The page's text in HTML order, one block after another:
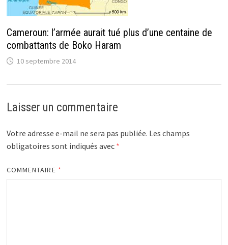
Cameroun: l’armée aurait tué plus d’une centaine de
combattants de Boko Haram
10 septembre 2014
Laisser un commentaire
Votre adresse e-mail ne sera pas publiée. Les champs
obligatoires sont indiqués avec *
COMMENTAIRE *